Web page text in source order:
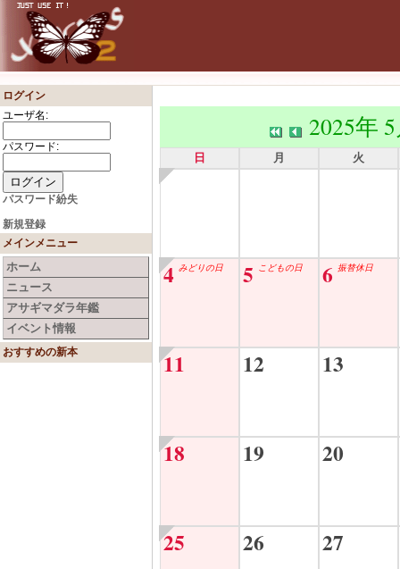
ログイン
ユーザ名:
パスワード:
パスワード紛失
新規登録
メインメニュー
ホーム
ニュース
アサギマダラ年鑑
イベント情報
おすすめの新本
2025年
日 月 火
4 みどりの日 5 こどもの日 6 振替休日
11 12 13
18 19 20
25 26 27